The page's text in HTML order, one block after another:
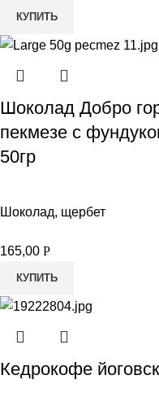
КУПИТЬ
Шоколад Добро
пекмезе с
50гр
Шоколад, щербет
165,00 Р
КУПИТЬ
Кедрокофе